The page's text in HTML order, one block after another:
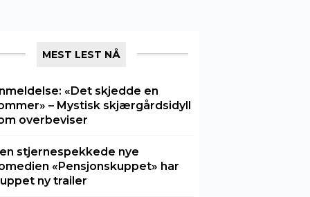
MEST LEST NÅ
«Det skjedde en
– Mystisk skjærgårdsidyll
overbeviser
stjernespekkede nye
«Pensjonskuppet» har
ny trailer